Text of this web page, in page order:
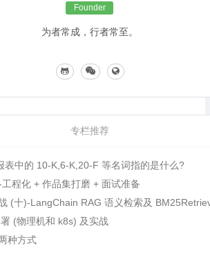
Founder
为者常成，行者常至。
专栏推荐
表中的 10-K,6-K,20-F 等名词指的是什么?
程化 + 作品集打磨 + 面试准备
(十)-LangChain RAG 语义检索及
(物理机和 k8s) 及实战
种方式